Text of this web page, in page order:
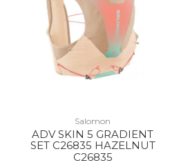
Salomon
ADV SKIN 5 GRADIENT
SET C26835 HAZELNUT
C26835